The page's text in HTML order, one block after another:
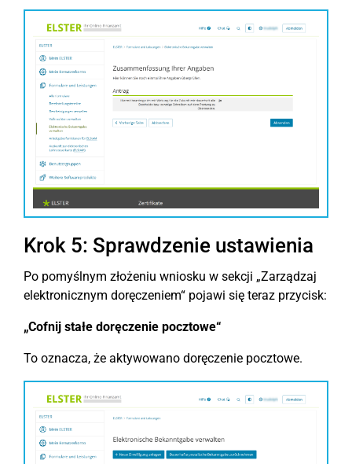
Krok 5: Sprawdzenie ustawienia
Po pomyślnym złożeniu wniosku w sekcji „Zarządzaj
elektronicznym doręczeniem“ pojawi się teraz przycisk:
„Cofnij stałe doręczenie pocztowe“
To oznacza, że aktywowano doręczenie pocztowe.